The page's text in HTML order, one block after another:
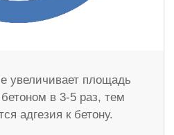
увеличивает площадь
в 3-5 раз, тем
адгезия к бетону.